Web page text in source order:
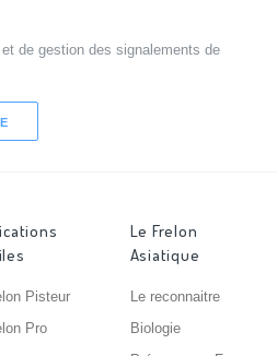
de gestion des signalements de
Pisteur
Pro
Le Frelon
Asiatique
Le reconnaitre
Biologie